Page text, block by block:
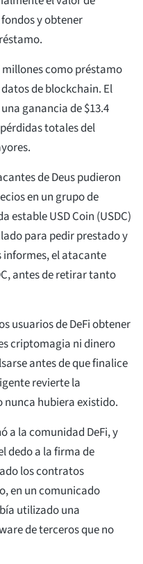
y obtener
como préstamo
de blockchain. El
ganancia de $13.4
totales del
de Deus pudieron
en un grupo de
estable USD Coin (USDC)
para pedir prestado y
informes, el atacante
antes de retirar tanto
usuarios de DeFi obtener
criptomagia ni dinero
antes de que finalice
revierte la
hubiera existido.
a la comunidad DeFi, y
dedo a la firma de
los contratos
en un comunicado
utilizado una
de terceros que no